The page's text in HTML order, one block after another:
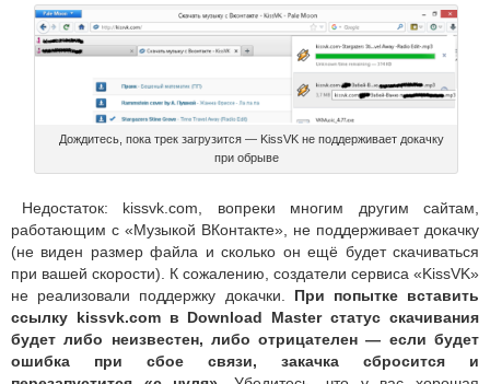
Дождитесь, пока трек загрузится — KissVK не поддерживает докачку
при обрыве
Недостаток: kissvk.com, вопреки многим другим сайтам,
работающим с «Музыкой ВКонтакте», не поддерживает докачку
(не виден размер файла и сколько он ещё будет скачиваться
при вашей скорости). К сожалению, создатели сервиса «KissVK»
не реализовали поддержку докачки. При попытке вставить
ссылку kissvk.com в Download Master статус скачивания
будет либо неизвестен, либо отрицателен — если будет
ошибка при сбое связи, закачка сбросится и